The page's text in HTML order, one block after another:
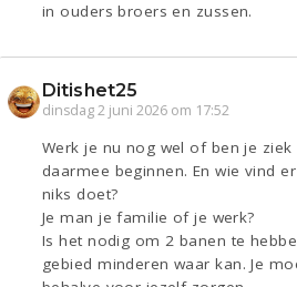
in ouders broers en zussen.
Ditishet25
dinsdag 2 juni 2026 om 17:52
Werk je nu nog wel of ben je ziek
daarmee beginnen. En wie vind
niks doet?
Je man je familie of je werk?
Is het nodig om 2 banen te
gebied minderen waar kan. Je